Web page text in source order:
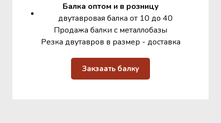
Балка оптом и в розницу
двутавровая балка от 10 до 40
Продажа балки с металлобазы
Резка двутавров в размер - доставка
Закзаать балку